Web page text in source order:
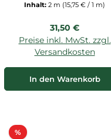
Inhalt: 2 m (15,75 € / 1 m)
Regulärer Preis:
31,50 €
Preise inkl. MwSt. zzgl.
Versandkosten
In den Warenkorb
%Rabatt